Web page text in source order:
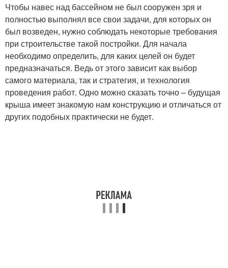
Чтобы навес над бассейном не был сооружен зря и
полностью выполнял все свои задачи, для которых он
был возведен, нужно соблюдать некоторые требования
при строительстве такой постройки. Для начала
необходимо определить, для каких целей он будет
предназначаться. Ведь от этого зависит как выбор
самого материала, так и стратегия, и технология
проведения работ. Одно можно сказать точно – будущая
крыша имеет знакомую нам конструкцию и отличаться от
других подобных практически не будет.